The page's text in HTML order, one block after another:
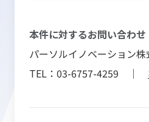
本件に対するお問い合わせ
パーソルイノベーション
TEL：03-6757-4259 ｜